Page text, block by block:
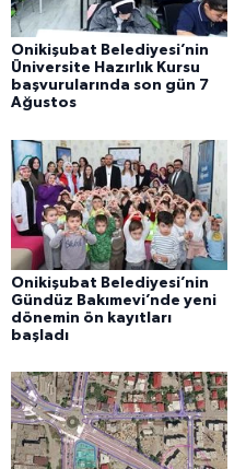
Onikişubat Belediyesi’nin
Üniversite Hazırlık Kursu
başvurularında son gün 7
Ağustos
Onikişubat Belediyesi’nin
Gündüz Bakımevi’nde yeni
dönemin ön kayıtları
başladı